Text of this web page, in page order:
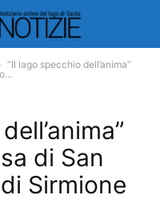
“Il lago specchio dell’anima”
di San
Sirmione